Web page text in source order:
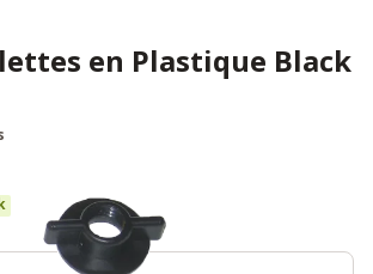
en Plastique Black